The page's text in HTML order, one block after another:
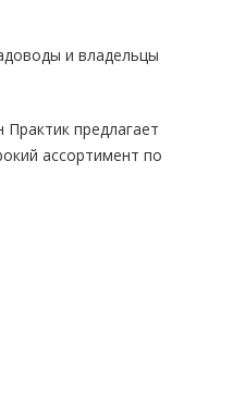
и владельцы
предлагает
ассортимент по